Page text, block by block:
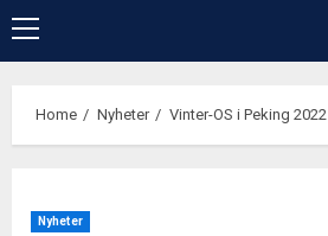
Primary
Menu
Home Nyheter Vinter-OS i Peking 2022
Nyheter